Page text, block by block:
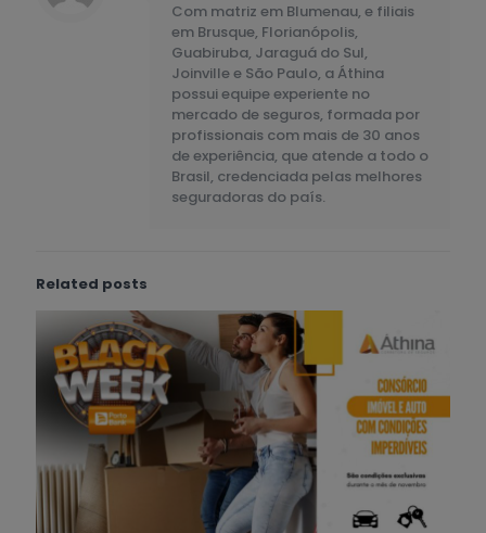
Com matriz em Blumenau, e filiais
em Brusque, Florianópolis,
Guabiruba, Jaraguá do Sul,
Joinville e São Paulo, a Áthina
possui equipe experiente no
mercado de seguros, formada por
profissionais com mais de 30 anos
de experiência, que atende a todo o
Brasil, credenciada pelas melhores
seguradoras do país.
Related posts